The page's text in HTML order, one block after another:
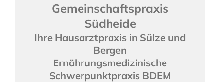
Gemeinschaftspraxis
Südheide
Ihre Hausarztpraxis in Sülze und
Bergen
Ernährungsmedizinische
Schwerpunktpraxis BDEM